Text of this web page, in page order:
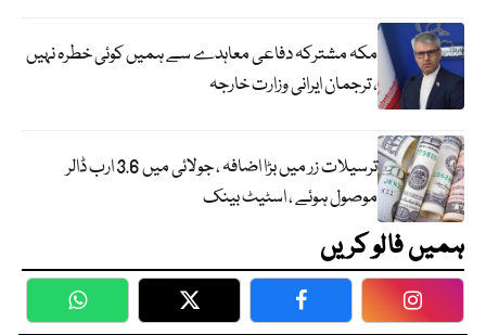
مکہ مشترکہ دفاعی معاہدے سے ہمیں کوئی خطرہ نہیں
، ترجمان ایرانی وزارت خارجہ
ترسیلات زر میں بڑا اضافہ ، جولائی میں 3.6 ارب ڈالر
موصول ہوئے ، اسٹیٹ بینک
ہمیں فالو کریں
WhatsApp Twitter Facebook